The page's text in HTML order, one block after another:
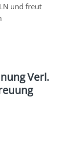
und freut
Verl.